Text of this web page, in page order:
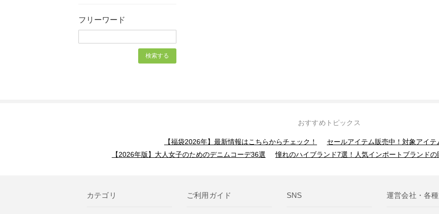
フリーワード
おすすめトピックス
【福袋2026年】最新情報はこちらからチェック！
セールアイテム販売中！対象アイテ
【2026年版】大人女子のためのデニムコーデ36選
憧れのハイブランド7選！人気インポートブランド
カテゴリ ご利用ガイド SNS 運営会社・各